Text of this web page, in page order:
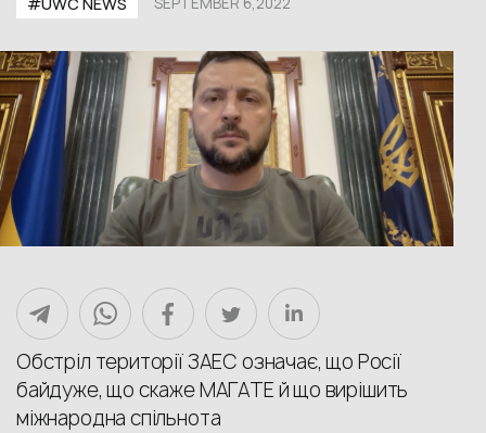
Обстріл території ЗАЕС означає, що Росії
байдуже, що скаже МАГАТЕ й що вирішить
міжнародна спільнота